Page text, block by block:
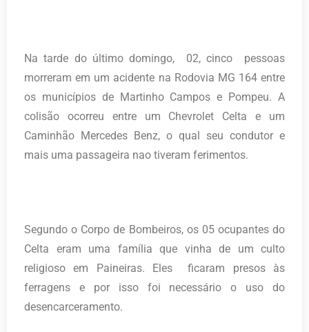
Na tarde do último domingo, 02, cinco pessoas
morreram em um acidente na Rodovia MG 164 entre
os municípios de Martinho Campos e Pompeu. A
colisão ocorreu entre um Chevrolet Celta e um
Caminhão Mercedes Benz, o qual seu condutor e
mais uma passageira nao tiveram ferimentos.
Segundo o Corpo de Bombeiros, os 05 ocupantes do
Celta eram uma família que vinha de um culto
religioso em Paineiras. Eles ficaram presos às
ferragens e por isso foi necessário o uso do
desencarceramento.